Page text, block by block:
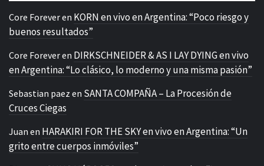
Core Foreveren KORN en vivo en Argentina: “Poco riesgo y
buenos resultados”
Core Foreveren DIRKSCHNEIDER & AS I LAY DYING en vivo
en Argentina: “Lo clásico, lo moderno y una misma pasión”
Sebastian paez en SANTA COMPAÑA – La Procesión de
Cruces Ciegas
Juan en HARAKIRI FOR THE SKY en vivo en Argentina: “Un
grito entre cuerpos inmóviles”